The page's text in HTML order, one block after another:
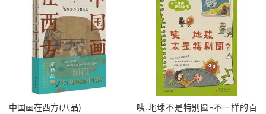
中国画在西方(八品)
咦.地球不是特别圆-不一样的百